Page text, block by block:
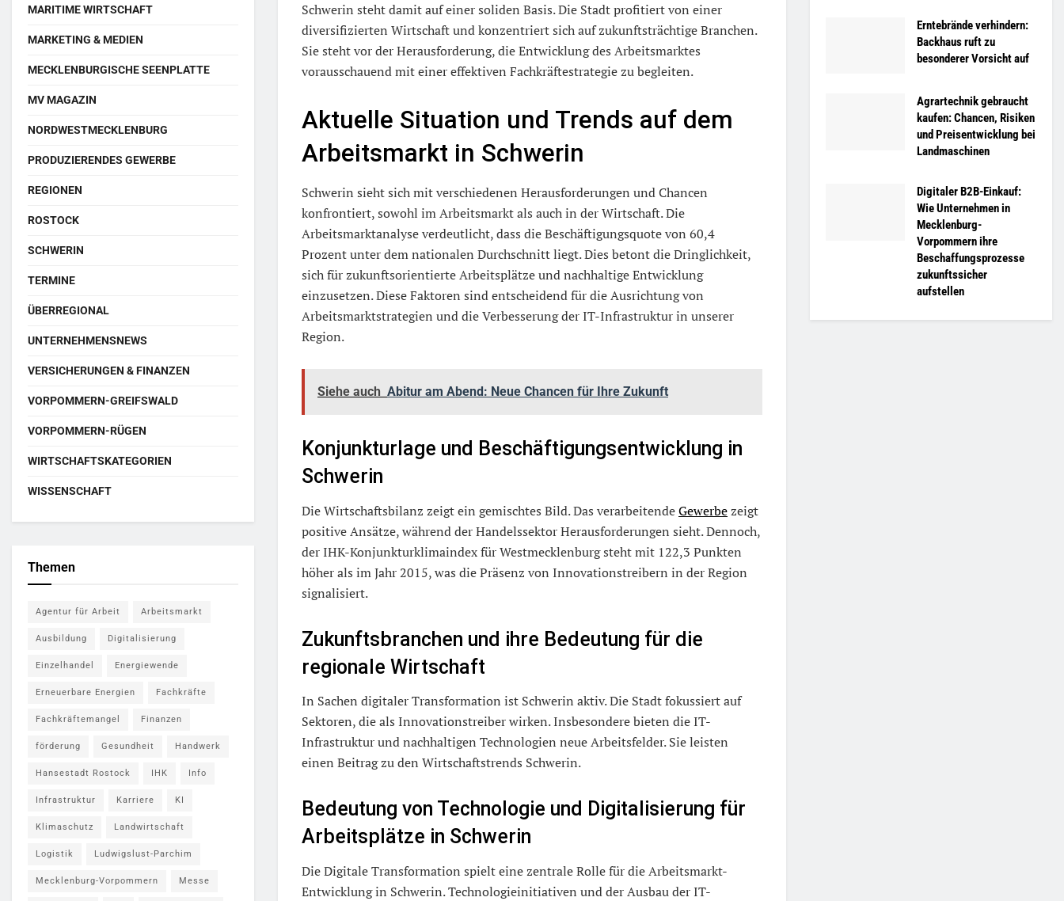
Schwerin steht damit auf einer soliden Basis. Die Stadt profitiert von einer
diversifizierten Wirtschaft und konzentriert sich auf zukunftsträchtige Branchen.
Sie steht vor der Herausforderung, die Entwicklung des Arbeitsmarktes
vorausschauend mit einer effektiven Fachkräftestrategie zu begleiten.
Aktuelle Situation und Trends auf dem
Arbeitsmarkt in Schwerin
Schwerin sieht sich mit verschiedenen Herausforderungen und Chancen
konfrontiert, sowohl im Arbeitsmarkt als auch in der Wirtschaft. Die
Arbeitsmarktanalyse verdeutlicht, dass die Beschäftigungsquote von 60,4
Prozent unter dem nationalen Durchschnitt liegt. Dies betont die Dringlichkeit,
sich für zukunftsorientierte Arbeitsplätze und nachhaltige Entwicklung
einzusetzen. Diese Faktoren sind entscheidend für die Ausrichtung von
Arbeitsmarktstrategien und die Verbesserung der IT-Infrastruktur in unserer
Region.
Siehe auch Abitur am Abend: Neue Chancen für Ihre Zukunft
Konjunkturlage und Beschäftigungsentwicklung in
Schwerin
Die Wirtschaftsbilanz zeigt ein gemischtes Bild. Das verarbeitendeGewerbezeigt
positive Ansätze, während der Handelssektor Herausforderungen sieht. Dennoch,
der IHK-Konjunkturklimaindex für Westmecklenburg steht mit 122,3 Punkten
höher als im Jahr 2015, was die Präsenz von Innovationstreibern in der Region
signalisiert.
Zukunftsbranchen und ihre Bedeutung für die
regionale Wirtschaft
In Sachen digitaler Transformation ist Schwerin aktiv. Die Stadt fokussiert auf
Sektoren, die als Innovationstreiber wirken. Insbesondere bieten die IT-
Infrastruktur und nachhaltigen Technologien neue Arbeitsfelder. Sie leisten
einen Beitrag zu den Wirtschaftstrends Schwerin.
Bedeutung von Technologie und Digitalisierung für
Arbeitsplätze in Schwerin
Die Digitale Transformation spielt eine zentrale Rolle für die Arbeitsmarkt-
Entwicklung in Schwerin. Technologieinitiativen und der Ausbau der IT-
MARITIME WIRTSCHAFT
MARKETING & MEDIEN
MECKLENBURGISCHE SEENPLATTE
MV MAGAZIN
NORDWESTMECKLENBURG
PRODUZIERENDES GEWERBE
REGIONEN
ROSTOCK
SCHWERIN
TERMINE
ÜBERREGIONAL
UNTERNEHMENSNEWS
VERSICHERUNGEN & FINANZEN
VORPOMMERN-GREIFSWALD
VORPOMMERN-RÜGEN
WIRTSCHAFTSKATEGORIEN
WISSENSCHAFT
Themen
Agentur für Arbeit Arbeitsmarkt
Ausbildung Digitalisierung
Einzelhandel Energiewende
Erneuerbare Energien Fachkräfte
Fachkräftemangel Finanzen
förderung Gesundheit Handwerk
Hansestadt Rostock IHK Info
Infrastruktur Karriere KI
Klimaschutz Landwirtschaft
Logistik Ludwigslust-Parchim
Mecklenburg-Vorpommern Messe
Erntebrände verhindern:
Backhaus ruft zu
besonderer Vorsicht auf
Agrartechnik gebraucht
kaufen: Chancen, Risiken
und Preisentwicklung bei
Landmaschinen
Digitaler B2B-Einkauf:
Wie Unternehmen in
Mecklenburg-
Vorpommern ihre
Beschaffungsprozesse
zukunftssicher
aufstellen